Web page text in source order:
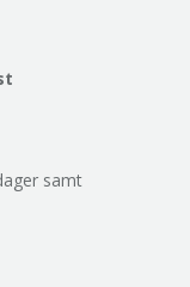
samt